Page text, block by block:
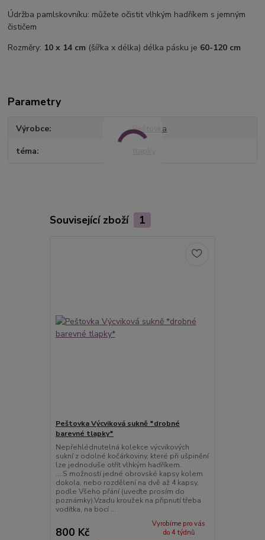
Údržba pamlskovníku: můžete očistit vlhkým hadříkem s jemným
čističem
Rozměry: 10 x 14 cm (šířka x délka) délka pásku je 60-120 cm
Parametry
Výrobce Peštovka
téma
Související zboží 1
Peštovka Výcviková sukně *drobné
barevné tlapky*
Nepřehlédnutelná kolekce výcvikových
sukní z odolné kočárkoviny, které při ušpinění
lze jednoduše otřít vlhkým hadříkem.
....S možností jedné obrovské kapsy kolem
dokola, nebo rozdělení na dvě až 4 kapsy,
podle Všeho přání (uveďte prosím do
poznámky).Vzadu kroužek na připnutí třeba
vodítka, na bocí ...
800 Kč
Vyrobíme pro vás
do 4 týdnů